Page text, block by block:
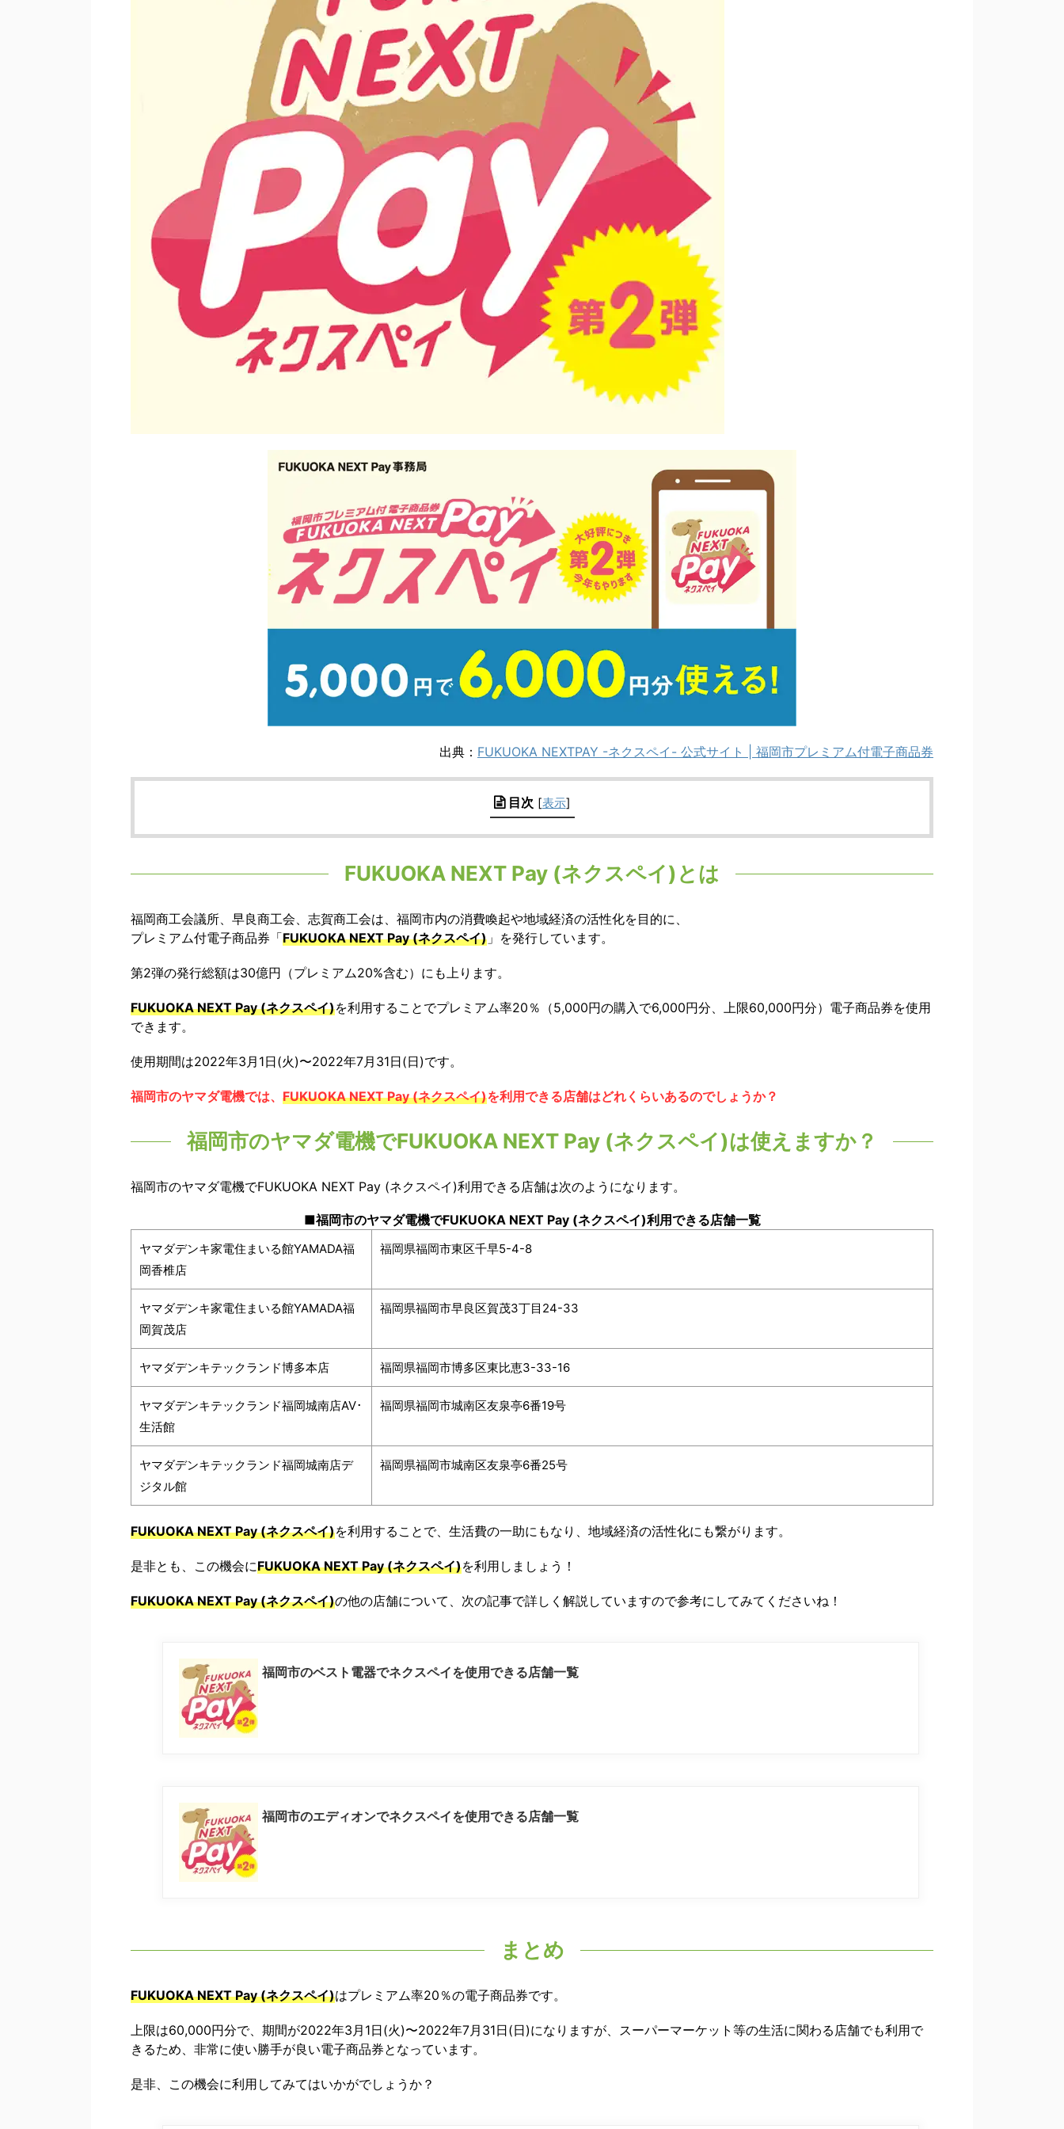
出典： FUKUOKA NEXTPAY -ネクスペイ- 公式サイト | 福岡市プレミアム付電子商品券
目次 [表示]
FUKUOKA NEXT Pay (ネクスペイ)とは
福岡商工会議所、早良商工会、志賀商工会は、福岡市内の消費喚起や地域経済の活性化を目的に、
プレミアム付電子商品券「FUKUOKA NEXT Pay (ネクスペイ) 」を発行しています。
第2弾の発行総額は30億円（プレミアム20%含む）にも上ります。
FUKUOKA NEXT Pay (ネクスペイ)を利用することでプレミアム率20％（5,000円の購入で6,000円分、上限60,000円分）電子商品券を使用
できます。
使用期間は2022年3月1日(火)〜2022年7月31日(日)です。
福岡市のヤマダ電機では、 FUKUOKA NEXT Pay (ネクスペイ)を利用できる店舗はどれくらいあるのでしょうか？
福岡市のヤマダ電機でFUKUOKA NEXT Pay (ネクスペイ)は使えますか？
福岡市のヤマダ電機でFUKUOKA NEXT Pay (ネクスペイ)利用できる店舗は次のようになります。
■福岡市のヤマダ電機でFUKUOKA NEXT Pay (ネクスペイ)利用できる店舗一覧
ヤマダデンキ家電住まいる館YAMADA福
岡香椎店
福岡県福岡市東区千早5-4-8
ヤマダデンキ家電住まいる館YAMADA福
岡賀茂店
福岡県福岡市早良区賀茂3丁目24-33
ヤマダデンキテックランド博多本店 福岡県福岡市博多区東比恵3-33-16
ヤマダデンキテックランド福岡城南店AV･
生活館
福岡県福岡市城南区友泉亭6番19号
ヤマダデンキテックランド福岡城南店デ
ジタル館
福岡県福岡市城南区友泉亭6番25号
FUKUOKA NEXT Pay (ネクスペイ)を利用することで、生活費の一助にもなり、地域経済の活性化にも繋がります。
是非とも、この機会にFUKUOKA NEXT Pay (ネクスペイ)を利用しましょう！
FUKUOKA NEXT Pay (ネクスペイ)の他の店舗について、次の記事で詳しく解説していますので参考にしてみてくださいね！
福岡市のベスト電器でネクスペイを使用できる店舗一覧
福岡市のエディオンでネクスペイを使用できる店舗一覧
まとめ
FUKUOKA NEXT Pay (ネクスペイ)はプレミアム率20％の電子商品券です。
上限は60,000円分で、期間が2022年3月1日(火)〜2022年7月31日(日)になりますが、スーパーマーケット等の生活に関わる店舗でも利用で
きるため、非常に使い勝手が良い電子商品券となっています。
是非、この機会に利用してみてはいかがでしょうか？